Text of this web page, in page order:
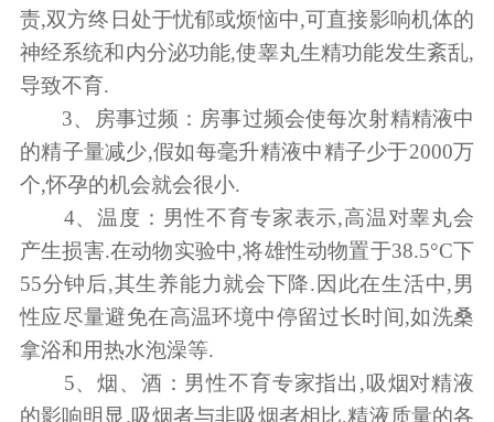
责,双方终日处于忧郁或烦恼中,可直接影响机体的
神经系统和内分泌功能,使睾丸生精功能发生紊乱,
导致不育.
3、房事过频：房事过频会使每次射精精液中
的精子量减少,假如每毫升精液中精子少于2000万
个,怀孕的机会就会很小.
4、温度：男性不育专家表示,高温对睾丸会
产生损害.在动物实验中,将雄性动物置于38.5°C下
55分钟后,其生养能力就会下降.因此在生活中,男
性应尽量避免在高温环境中停留过长时间,如洗桑
拿浴和用热水泡澡等.
5、烟、酒：男性不育专家指出,吸烟对精液
的影响明显.吸烟者与非吸烟者相比,精液质量的各